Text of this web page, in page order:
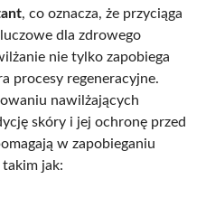
, co oznacza, że przyciąga
dla zdrowego
nie tylko zapobiega
procesy regeneracyjne.
nawilżających
skóry i jej ochronę przed
w zapobieganiu
jak: